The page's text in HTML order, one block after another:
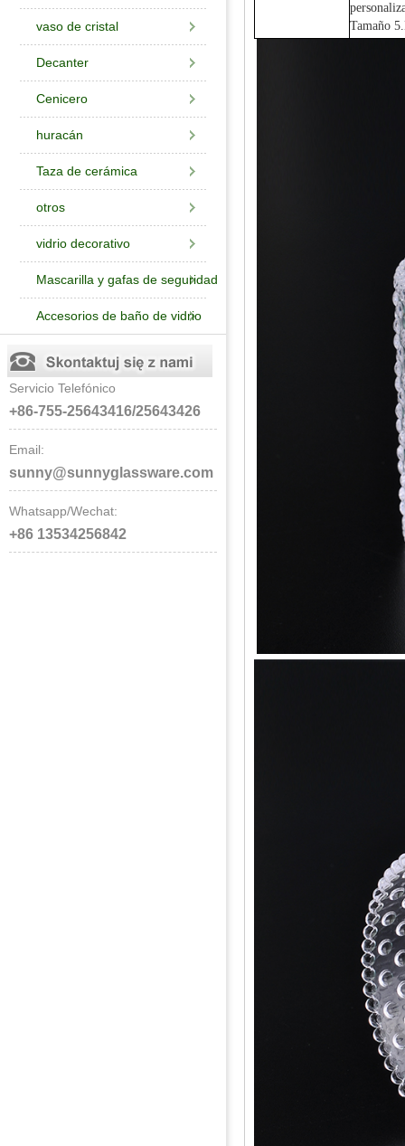
vaso de cristal
Decanter
Cenicero
huracán
Taza de cerámica
otros
vidrio decorativo
Mascarilla y gafas de seguridad
Accesorios de baño de vidrio
Servicio Telefónico
+86-755-25643416/25643426
Email:
sunny@sunnyglassware.com
Whatsapp/Wechat:
+86 13534256842
Tamaño